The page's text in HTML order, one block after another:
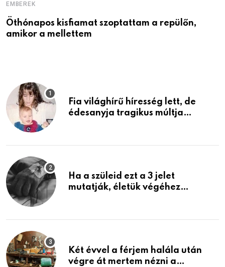
EMBEREK
Öthónapos kisfiamat szoptattam a repülőn,
amikor a mellettem
Fia világhírű híresség lett, de
édesanyja tragikus múltja
Ha a szüleid ezt a 3 jelet
mutatják, életük végéhez
Két évvel a férjem halála után
végre át mertem nézni a